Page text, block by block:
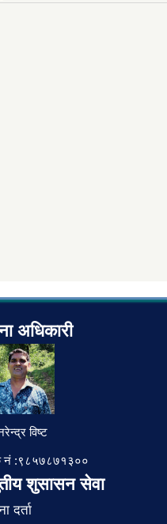
अधिकारी
विष्ट
नं :९८५७८७१३००
शुसासन सेवा
दर्ता